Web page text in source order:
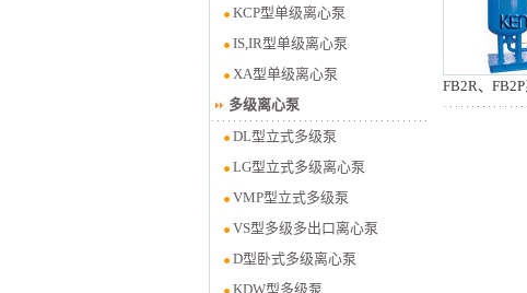
KCP型单级离心泵
IS,IR型单级离心泵
XA型单级离心泵
多级离心泵
DL型立式多级泵
LG型立式多级离心泵
VMP型立式多级泵
VS型多级多出口离心泵
D型卧式多级离心泵
KDW型多级泵